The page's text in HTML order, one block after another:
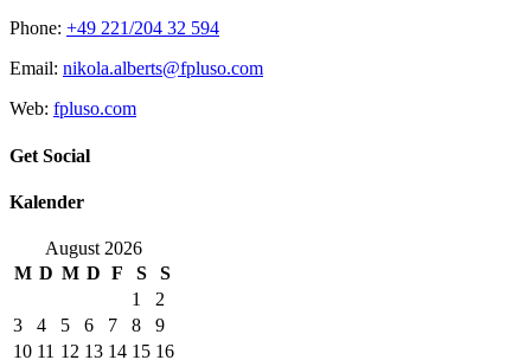
Phone: +49 221/204 32 594
Email: nikola.alberts@fpluso.com
Web: fpluso.com
Get Social
Kalender
August 2026
M D M D F S
S
1
2
3
4 5 6 7 8
9
10 11 12 13 14 15 16